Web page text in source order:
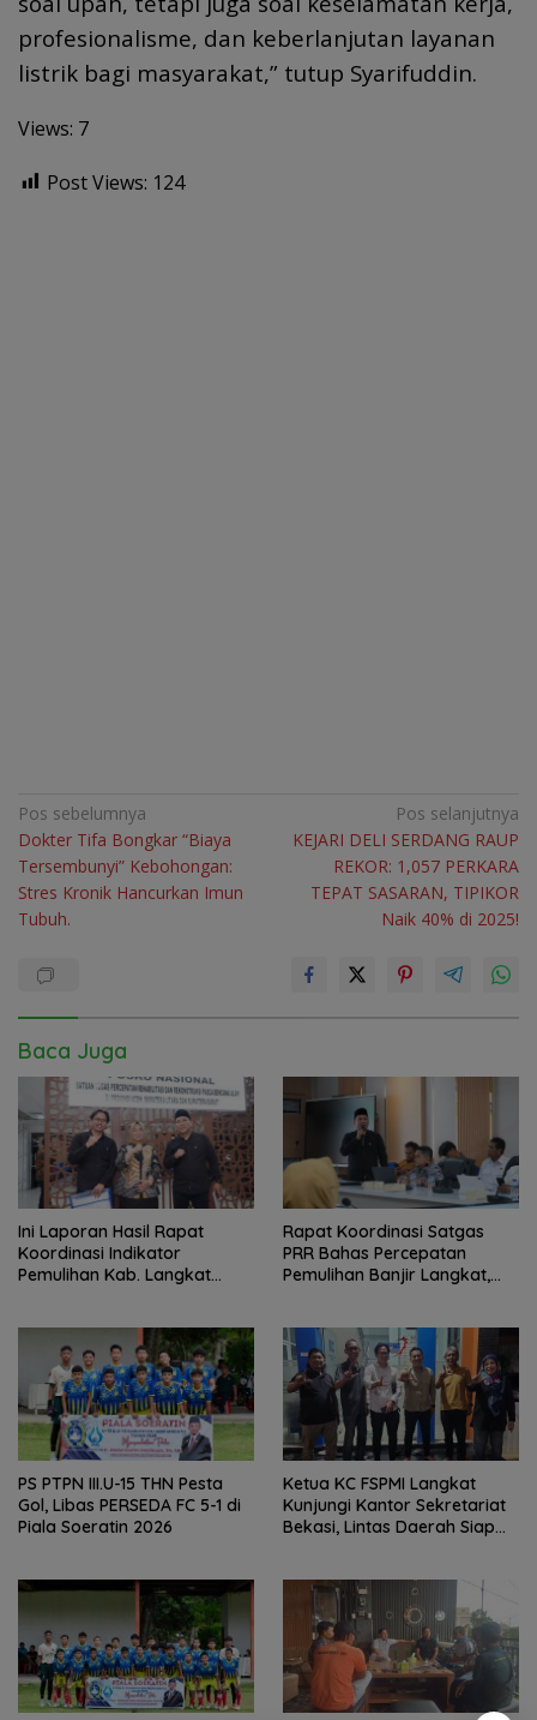
profesionalisme, dan keberlanjutan layanan
listrik bagi masyarakat,” tutup Syarifuddin.
Views: 7
Post Views: 124
Navigasi
pos
Pos sebelumnya
Dokter Tifa Bongkar “Biaya
Tersembunyi” Kebohongan:
Stres Kronik Hancurkan Imun
Tubuh.
Pos selanjutnya
KEJARI DELI SERDANG RAUP
REKOR: 1,057 PERKARA
TEPAT SASARAN, TIPIKOR
Naik 40% di 2025!
Baca Juga
Ini Laporan Hasil Rapat
Koordinasi Indikator
Pemulihan Kab. Langkat
Rapat Koordinasi Satgas
PRR Bahas Percepatan
Pemulihan Banjir Langkat,
PS PTPN III.U-15 THN Pesta
Gol, Libas PERSEDA FC 5-1 di
Piala Soeratin 2026
Ketua KC FSPMI Langkat
Kunjungi Kantor Sekretariat
Bekasi, Lintas Daerah Siap